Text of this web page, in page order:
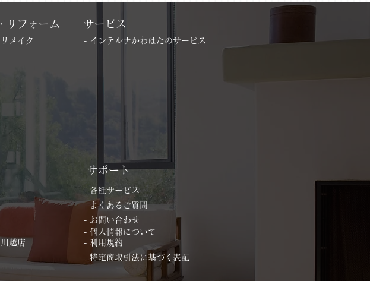
リフォーム
メイク
サービス
- インテルナかわはたのサービス
越店
サポート
- 各種サービス
- よくあるご質問
- お問い合わせ
- 個人情報について
- 利用規約
- 特定商取引法に基づく表記